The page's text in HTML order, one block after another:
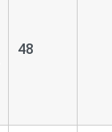
48